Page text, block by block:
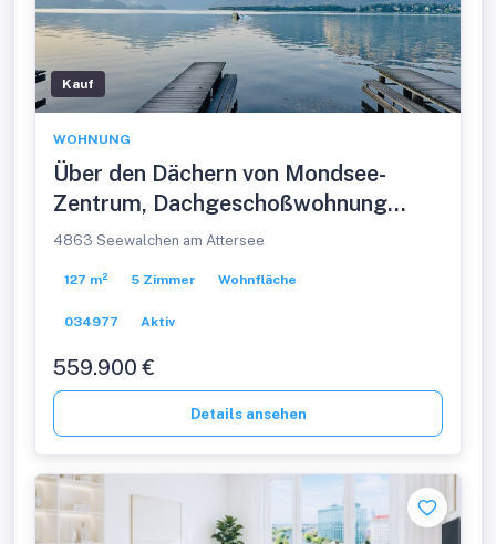
Kauf
WOHNUNG
Über den Dächern von Mondsee-
Zentrum, Dachgeschoßwohnung
127m², 5Zimmer,
4863 Seewalchen am Attersee
127 m² 5 Zimmer Wohnfläche
034977 Aktiv
559.900 €
Details ansehen